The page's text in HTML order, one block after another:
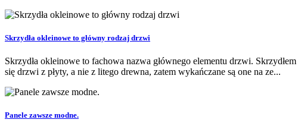
Skrzydła okleinowe to główny rodzaj drzwi
Skrzydła okleinowe to fachowa nazwa głównego elementu drzwi.
się drzwi z płyty, a nie z litego drewna, zatem wykańczane są one na ze...
Panele zawsze modne.